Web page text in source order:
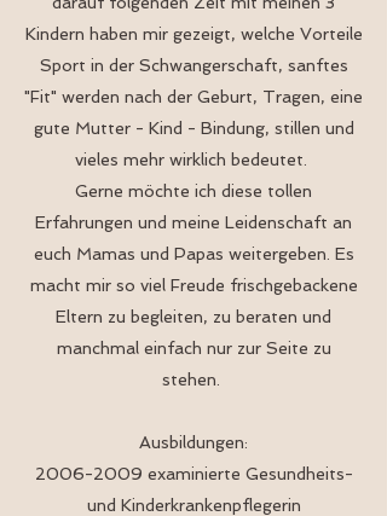
Kindern haben mir gezeigt, welche Vorteile
Sport in der Schwangerschaft, sanftes
"Fit" werden nach der Geburt, Tragen, eine
gute Mutter - Kind - Bindung, stillen und
vieles mehr wirklich bedeutet.
Gerne möchte ich diese tollen
Erfahrungen und meine Leidenschaft an
euch Mamas und Papas weitergeben. Es
macht mir so viel Freude frischgebackene
Eltern zu begleiten, zu beraten und
manchmal einfach nur zur Seite zu
stehen.
Ausbildungen:
2006-2009 examinierte Gesundheits-
und Kinderkrankenpflegerin